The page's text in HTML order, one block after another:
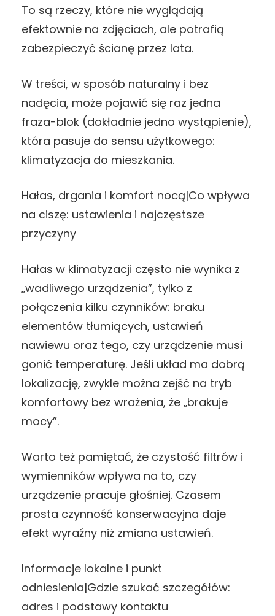
To są rzeczy, które nie wyglądają
efektownie na zdjęciach, ale potrafią
zabezpieczyć ścianę przez lata.
W treści, w sposób naturalny i bez
nadęcia, może pojawić się raz jedna
fraza-blok (dokładnie jedno wystąpienie),
która pasuje do sensu użytkowego:
klimatyzacja do mieszkania.
Hałas, drgania i komfort nocą|Co wpływa
na ciszę: ustawienia i najczęstsze
przyczyny
Hałas w klimatyzacji często nie wynika z
„wadliwego urządzenia”, tylko z
połączenia kilku czynników: braku
elementów tłumiących, ustawień
nawiewu oraz tego, czy urządzenie musi
gonić temperaturę. Jeśli układ ma dobrą
lokalizację, zwykle można zejść na tryb
komfortowy bez wrażenia, że „brakuje
mocy”.
Warto też pamiętać, że czystość filtrów i
wymienników wpływa na to, czy
urządzenie pracuje głośniej. Czasem
prosta czynność konserwacyjna daje
efekt wyraźny niż zmiana ustawień.
Informacje lokalne i punkt
odniesienia|Gdzie szukać szczegółów:
adres i podstawy kontaktu